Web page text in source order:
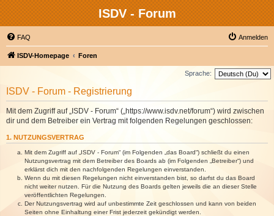
ISDV - Forum
FAQ Anmelden
ISDV-Homepage Foren
Sprache:
ISDV - Forum - Registrierung
Mit dem Zugriff auf „ISDV - Forum“ („https://www.isdv.net/forum“) wird zwischen
dir und dem Betreiber ein Vertrag mit folgenden Regelungen geschlossen:
1. NUTZUNGSVERTRAG
Mit dem Zugriff auf „ISDV - Forum“ (im Folgenden „das Board“) schließt du einen
Nutzungsvertrag mit dem Betreiber des Boards ab (im Folgenden „Betreiber“) und
erklärst dich mit den nachfolgenden Regelungen einverstanden.
Wenn du mit diesen Regelungen nicht einverstanden bist, so darfst du das Board
nicht weiter nutzen. Für die Nutzung des Boards gelten jeweils die an dieser Stelle
veröffentlichten Regelungen.
Der Nutzungsvertrag wird auf unbestimmte Zeit geschlossen und kann von beiden
Seiten ohne Einhaltung einer Frist jederzeit gekündigt werden.